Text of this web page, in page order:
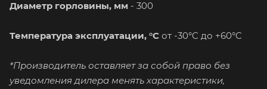
Диаметр горловины, мм - 300
Температура эксплуатации, °C от -30°C до +60°C
*Производитель оставляет за собой право без
уведомления дилера менять характеристики,